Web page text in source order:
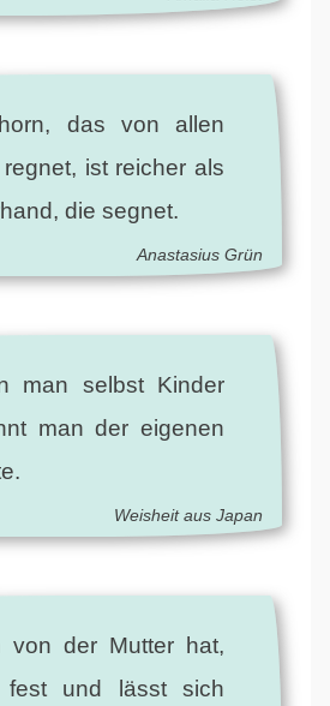
das von allen
ist reicher als
die segnet.
Anastasius Grün
man selbst Kinder
man der eigenen
Weisheit aus Japan
von der Mutter hat,
und lässt sich